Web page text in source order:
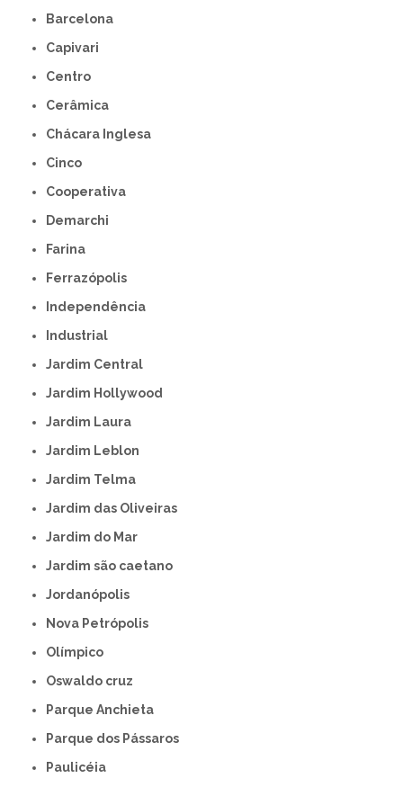
Barcelona
Capivari
Centro
Cerâmica
Chácara Inglesa
Cinco
Cooperativa
Demarchi
Farina
Ferrazópolis
Independência
Industrial
Jardim Central
Jardim Hollywood
Jardim Laura
Jardim Leblon
Jardim Telma
Jardim das Oliveiras
Jardim do Mar
Jardim são caetano
Jordanópolis
Nova Petrópolis
Olímpico
Oswaldo cruz
Parque Anchieta
Parque dos Pássaros
Paulicéia